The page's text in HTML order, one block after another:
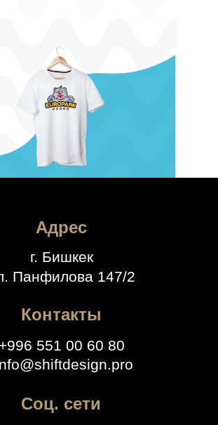
г. Бишкек
Панфилова 147/2
Контакты
+996 551 00 60 80
Соц. сети
Адрес